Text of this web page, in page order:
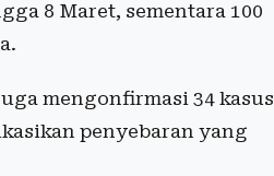
8 Maret, sementara 100
mengonfirmasi 34 kasus
penyebaran yang